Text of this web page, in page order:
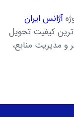
آژانس ایران
کیفیت تحویل
و مدیریت منابع،